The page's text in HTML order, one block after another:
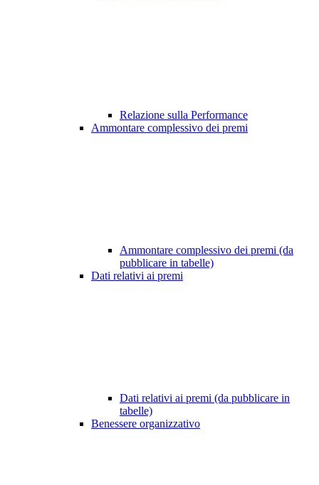
Relazione sulla Performance
Ammontare complessivo dei premi
Ammontare complessivo dei premi (da
pubblicare in tabelle)
Dati relativi ai premi
Dati relativi ai premi (da pubblicare in
tabelle)
Benessere organizzativo